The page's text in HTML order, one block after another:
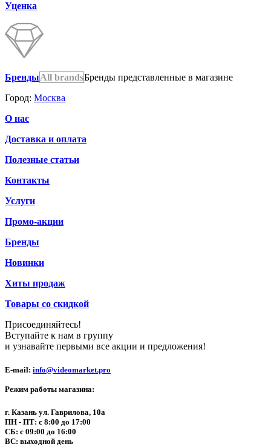
Уценка
БрендыAll brandsБренды представленные в магазине
Город: Москва
О нас
Доставка и оплата
Полезные статьи
Контакты
Услуги
Промо-акции
Бренды
Новинки
Хиты продаж
Товары со скидкой
Присоединяйтесь!
Вступайте к нам в группу
и узнавайте первыми все акции и предложения!
E-mail: info@videomarket.pro
Режим работы магазина:
г. Казань ул. Гаврилова, 10а
ПН - ПТ: с 8:00 до 17:00
СБ: с 09:00 до 16:00
ВС: выходной день